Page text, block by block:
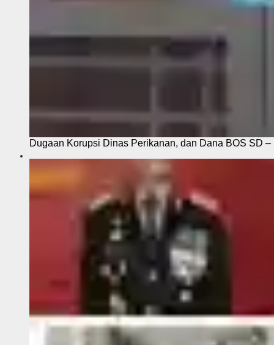
Dugaan Korupsi Dinas Perikanan, dan Dana BOS SD